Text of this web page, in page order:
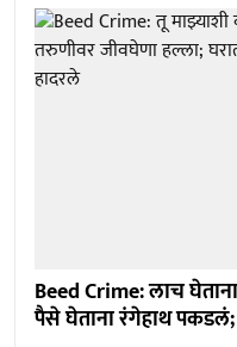
Beed Crime: लाच
पैसे घेताना रंगेहाथ